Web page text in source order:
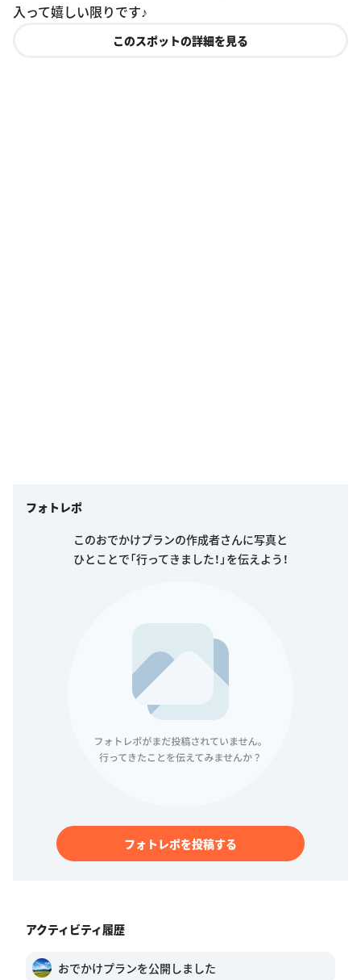
入って嬉しい限りです♪
このスポットの詳細を見る
フォトレポ
このおでかけプランの作成者さんに写真と
ひとことで「行ってきました！」を伝えよう！
フォトレポを投稿する
アクティビティ履歴
おでかけプランを公開しました